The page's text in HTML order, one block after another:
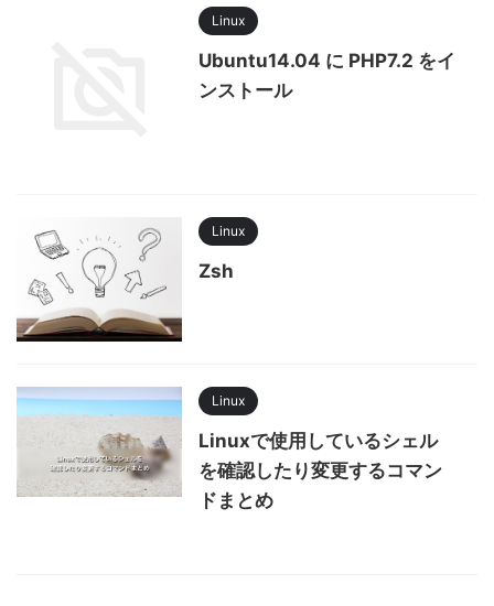
Linux
Ubuntu14.04 に PHP7.2 をイ
ンストール
Linux
Zsh
Linux
Linuxで使用しているシェル
を確認したり変更するコマン
ドまとめ